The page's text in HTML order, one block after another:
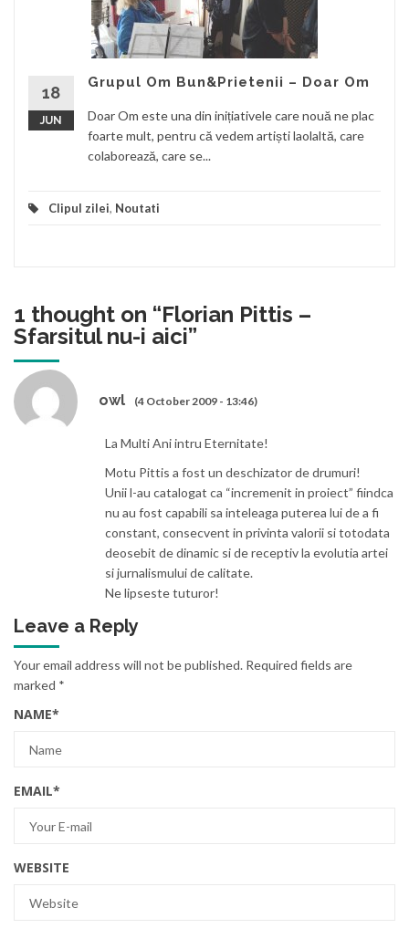
18
JUN
Grupul Om Bun&Prietenii – Doar Om
Doar Om este una din inițiativele care nouă ne plac
foarte mult, pentru că vedem artiști laolaltă, care
colaborează, care se...
Clipul zilei, Noutati
1 thought on “Florian Pittis –
Sfarsitul nu-i aici”
owl (4 October 2009 - 13:46)
La Multi Ani intru Eternitate!
Motu Pittis a fost un deschizator de drumuri!
Unii l-au catalogat ca “incremenit in proiect” fiindca
nu au fost capabili sa inteleaga puterea lui de a fi
constant, consecvent in privinta valorii si totodata
deosebit de dinamic si de receptiv la evolutia artei
si jurnalismului de calitate.
Ne lipseste tuturor!
Leave a Reply
Your email address will not be published. Required fields are
marked *
NAME*
EMAIL*
WEBSITE